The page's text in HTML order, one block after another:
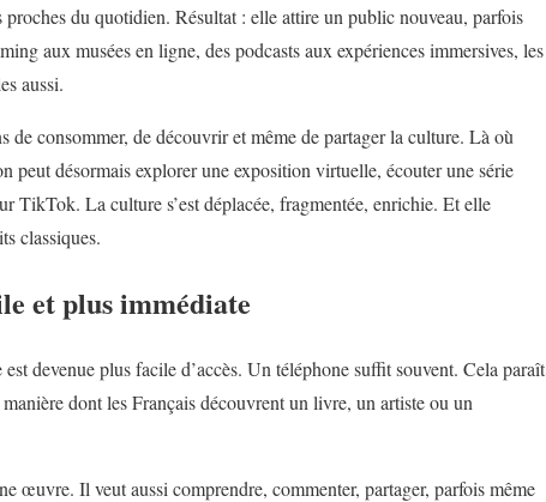
du quotidien. Résultat : elle attire un public nouveau, parfois
aux musées en ligne, des podcasts aux expériences immersives, les
aussi.
de consommer, de découvrir et même de partager la culture. Là où
peut désormais explorer une exposition virtuelle, écouter une série
TikTok. La culture s’est déplacée, fragmentée, enrichie. Et elle
classiques.
et plus immédiate
devenue plus facile d’accès. Un téléphone suffit souvent. Cela paraît
dont les Français découvrent un livre, un artiste ou un
œuvre. Il veut aussi comprendre, commenter, partager, parfois même